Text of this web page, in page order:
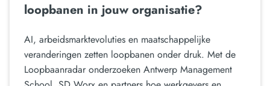
loopbanen in jouw organisatie?
AI, arbeidsmarktevoluties en maatschappelijke
veranderingen zetten loopbanen onder druk. Met de
Loopbaanradar onderzoeken Antwerp Management